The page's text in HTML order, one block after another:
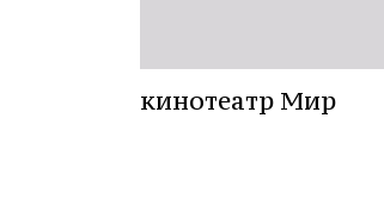
кинотеатр Мир